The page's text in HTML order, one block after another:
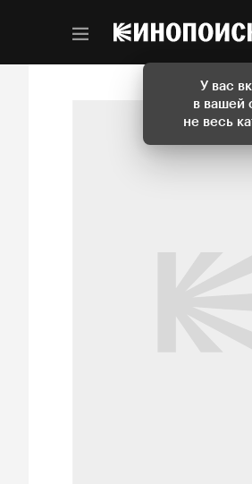
У вас
в вашей
не весь